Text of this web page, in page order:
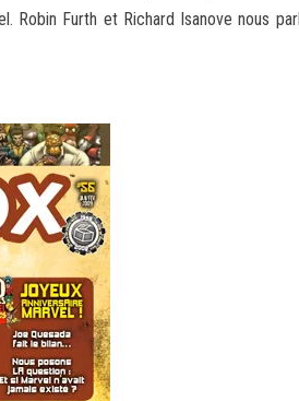
Robin Furth et Richard Isanove nous